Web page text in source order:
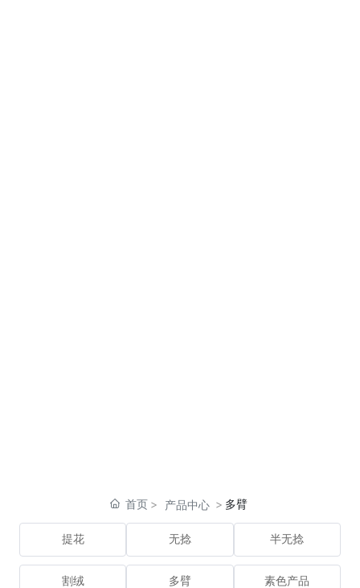
首页 产品中心 多臂
提花 无捻 半无捻
割绒 多臂 素色产品